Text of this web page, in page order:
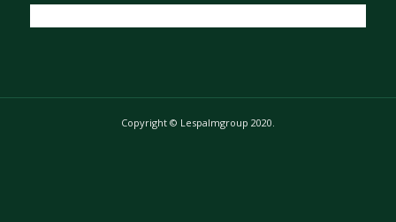
Copyright © Lespalmgroup 2020.